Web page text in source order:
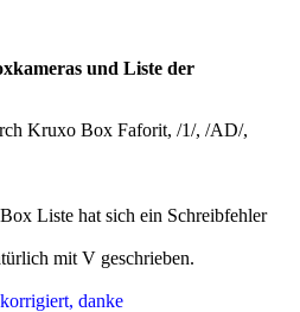
und Liste der
Kruxo Box Faforit, /1/, /AD/,
Liste hat sich ein Schreibfehler
mit V geschrieben.
danke